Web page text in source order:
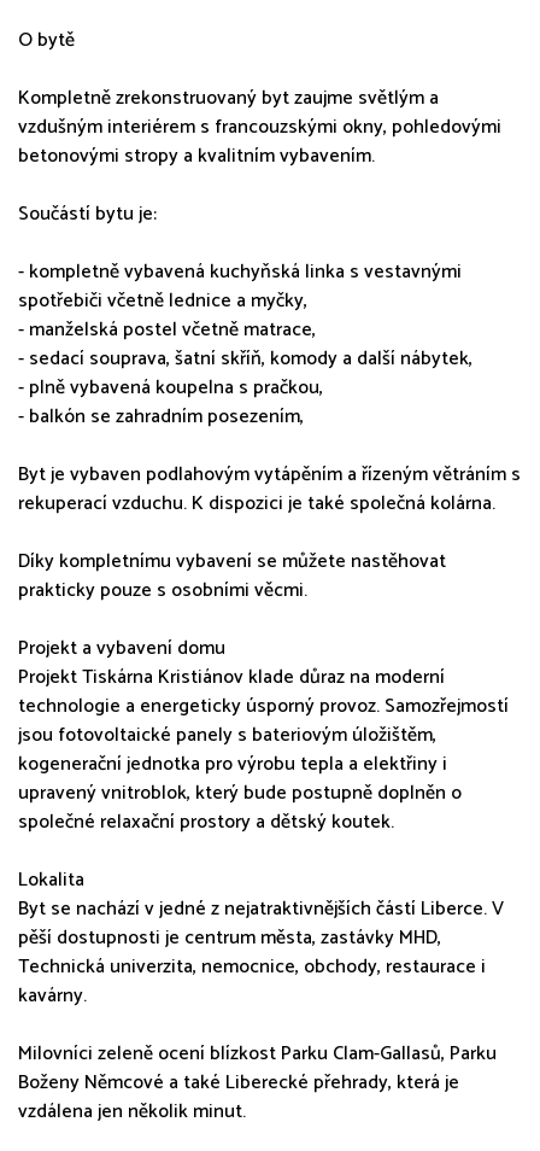
O bytě
Kompletně zrekonstruovaný byt zaujme světlým a
vzdušným interiérem s francouzskými okny, pohledovými
betonovými stropy a kvalitním vybavením.
Součástí bytu je:
- kompletně vybavená kuchyňská linka s vestavnými
spotřebiči včetně lednice a myčky,
- manželská postel včetně matrace,
- sedací souprava, šatní skříň, komody a další nábytek,
- plně vybavená koupelna s pračkou,
- balkón se zahradním posezením,
Byt je vybaven podlahovým vytápěním a řízeným větráním s
rekuperací vzduchu. K dispozici je také společná kolárna.
Díky kompletnímu vybavení se můžete nastěhovat
prakticky pouze s osobními věcmi.
Projekt a vybavení domu
Projekt Tiskárna Kristiánov klade důraz na moderní
technologie a energeticky úsporný provoz. Samozřejmostí
jsou fotovoltaické panely s bateriovým úložištěm,
kogenerační jednotka pro výrobu tepla a elektřiny i
upravený vnitroblok, který bude postupně doplněn o
společné relaxační prostory a dětský koutek.
Lokalita
Byt se nachází v jedné z nejatraktivnějších částí Liberce. V
pěší dostupnosti je centrum města, zastávky MHD,
Technická univerzita, nemocnice, obchody, restaurace i
kavárny.
Milovníci zeleně ocení blízkost Parku Clam-Gallasů, Parku
Boženy Němcové a také Liberecké přehrady, která je
vzdálena jen několik minut.